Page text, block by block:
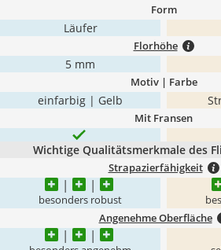
Form
Läufer
Florhöhe
5 mm
Motiv | Farbe
einfarbig | Gelb
Mit Fransen
Wichtige Qualitätsmerkmale des
Strapazierfähigkeit
besonders robust
Angenehme Oberfläche